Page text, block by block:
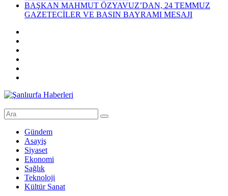
BAŞKAN MAHMUT ÖZYAVUZ’DAN, 24 TEMMUZ
GAZETECİLER VE BASIN BAYRAMI MESAJI
Şanlıurfa
Dakika
Şanlıurfa
Haberleri
Gündem
Asayiş
Siyaset
Ekonomi
Sağlık
Teknoloji
Kültür Sanat